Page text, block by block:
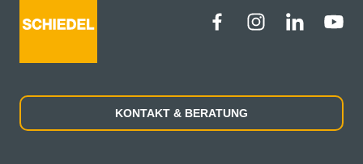
KONTAKT & BERATUNG